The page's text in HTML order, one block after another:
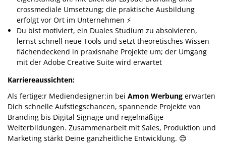
crossmediale Umsetzung; die praktische Ausbildung
erfolgt vor Ort im Unternehmen ⚡️
Du bist motiviert, ein Duales Studium zu absolvieren,
lernst schnell neue Tools und setzt theoretisches Wissen
flächendeckend in praxisnahe Projekte um; der Umgang
mit der Adobe Creative Suite wird erwartet
Karriereaussichten:
Als fertige:r Mediendesigner:in bei Amon Werbung erwarten
Dich schnelle Aufstiegschancen, spannende Projekte von
Branding bis Digital Signage und regelmäßige
Weiterbildungen. Zusammenarbeit mit Sales, Produktion und
Marketing stärkt Deine ganzheitliche Entwicklung. 😊